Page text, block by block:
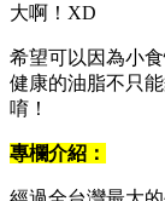
大啊！XD
希望可以因為小
健康的油脂不只
唷！
專欄介紹：